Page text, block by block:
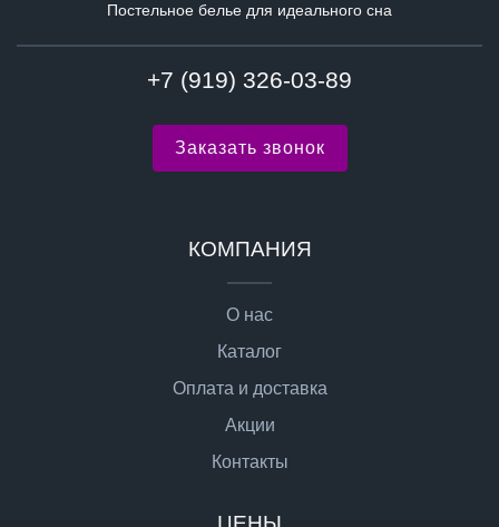
Постельное белье для идеального сна
+7 (919) 326-03-89
Заказать звонок
КОМПАНИЯ
О нас
Каталог
Оплата и доставка
Акции
Контакты